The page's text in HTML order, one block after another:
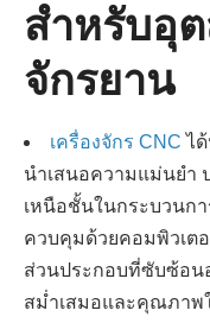
สำหรับอุ
จักรยาน
เครื่องจักร CNCไ
นำเสนอความแม่นยำ
เหนือชั้นในกระบวนก
ควบคุมด้วยคอมพิวเต
ส่วนประกอบที่ซับซ้อน
สม่ำเสมอและคุณภาพ